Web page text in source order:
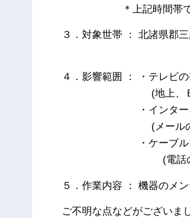
＊上記時間帯でサ
３．対象世帯 ： 北諸県郡
中原、花
４．影響範囲 ： ・テレビ
(地上、ＢＳ、
・インターネット
(メールの送受信
・ケーブルプラス電
(電話の発
５．作業内容 ： 機器のメ
ご不明な点などがございま